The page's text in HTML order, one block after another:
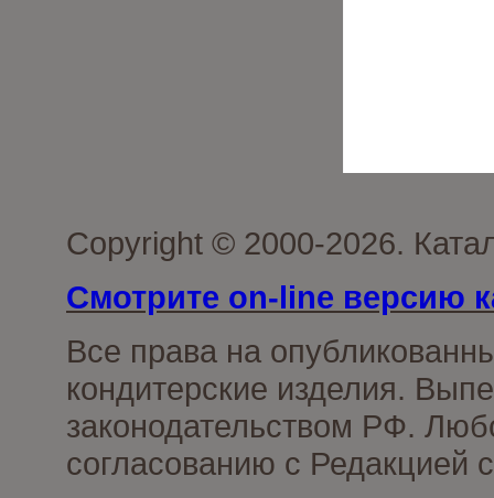
Copyright © 2000-2026.
Смотрите on-line версию
Все права на
кондитерские изделия.
законодательством РФ.
согласованию с Редакцией